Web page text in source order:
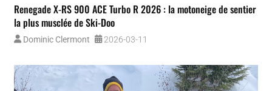
Renegade X-RS 900 ACE Turbo R 2026 : la motoneige de sentier
la plus musclée de Ski-Doo
Dominic Clermont 2026-03-11